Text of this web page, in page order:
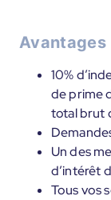
Avantages
10%
de prime
total brut
Un des
d’intérêt
Tous vos